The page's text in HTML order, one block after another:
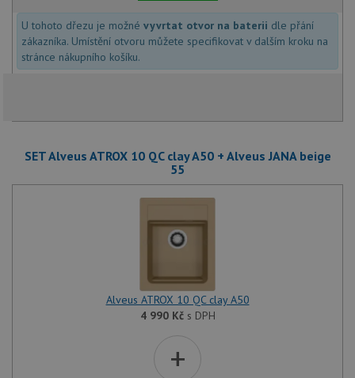
U tohoto dřezu je možné vyvrtat otvor na baterii dle přání
zákazníka. Umístění otvoru můžete specifikovat v dalším kroku na
stránce nákupního košíku.
SET Alveus ATROX 10 QC clay A50 + Alveus JANA beige
55
Alveus ATROX 10 QC clay A50
4 990 Kčs DPH
+